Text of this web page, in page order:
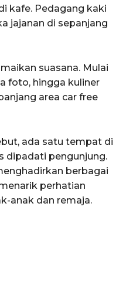
kafe. Pedagang kaki
jajanan di sepanjang
suasana. Mulai
foto, hingga kuliner
area car free
ada satu tempat di
dipadati pengunjung.
berbagai
perhatian
anak dan remaja.